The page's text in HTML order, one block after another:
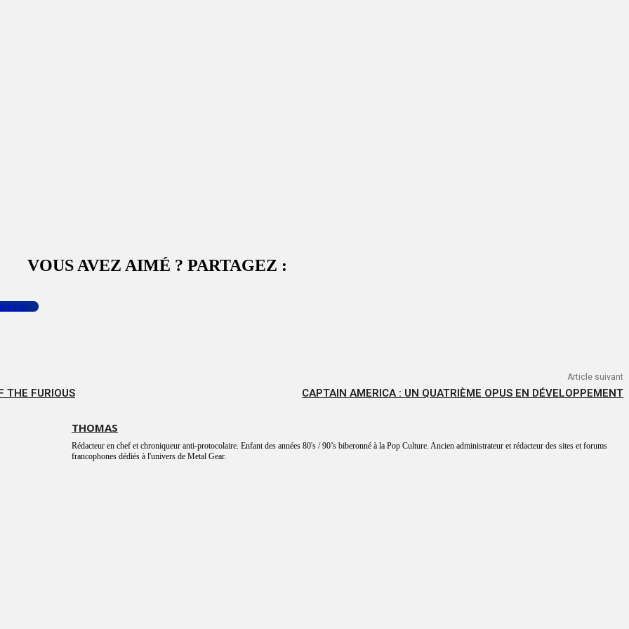
VOUS AVEZ AIMÉ ? PARTAGEZ :
THE FURIOUS
Article suivant
CAPTAIN AMERICA : UN QUATRIÈME OPUS EN DÉVELOPPEMENT
THOMAS
Rédacteur en chef et chroniqueur anti-protocolaire. Enfant des années 80's / 90’s biberonné à la Pop Culture. Ancien administrateur et rédacteur des sites et forums
francophones dédiés à l'univers de Metal Gear.